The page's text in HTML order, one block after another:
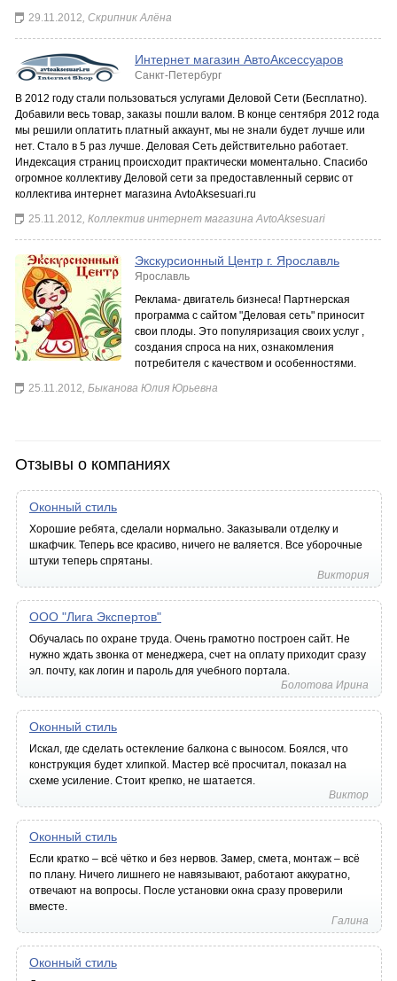
29.11.2012, Скрипник Алёна
Интернет магазин АвтоАксессуаров
Санкт-Петербург
В 2012 году стали пользоваться услугами Деловой Сети (Бесплатно).
Добавили весь товар, заказы пошли валом. В конце сентября 2012 года
мы решили оплатить платный аккаунт, мы не знали будет лучше или
нет. Стало в 5 раз лучше. Деловая Сеть действительно работает.
Индексация страниц происходит практически моментально. Спасибо
огромное коллективу Деловой сети за предоставленный сервис от
коллектива интернет магазина AvtoAksesuari.ru
25.11.2012, Коллектив интернет магазина AvtoAksesuari
Экскурсионный Центр г. Ярославль
Ярославль
Реклама- двигатель бизнеса! Партнерская
программа с сайтом "Деловая сеть" приносит
свои плоды. Это популяризация своих услуг ,
создания спроса на них, ознакомления
потребителя с качеством и особенностями.
25.11.2012, Быканова Юлия Юрьевна
Отзывы о компаниях
Оконный стиль
Хорошие ребята, сделали нормально. Заказывали отделку и
шкафчик. Теперь все красиво, ничего не валяется. Все уборочные
штуки теперь спрятаны.
Виктория
ООО "Лига Экспертов"
Обучалась по охране труда. Очень грамотно построен сайт. Не
нужно ждать звонка от менеджера, счет на оплату приходит сразу
эл. почту, как логин и пароль для учебного портала.
Болотова Ирина
Оконный стиль
Искал, где сделать остекление балкона с выносом. Боялся, что
конструкция будет хлипкой. Мастер всё просчитал, показал на
схеме усиление. Стоит крепко, не шатается.
Виктор
Оконный стиль
Если кратко – всё чётко и без нервов. Замер, смета, монтаж – всё
по плану. Ничего лишнего не навязывают, работают аккуратно,
отвечают на вопросы. После установки окна сразу проверили
вместе.
Галина
Оконный стиль